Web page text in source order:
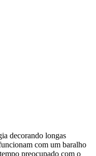
decorando longas
com um baralho
preocupado com o